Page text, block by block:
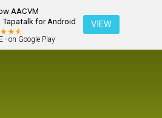
AACVM
Tapatalk for Android
- on Google Play
VIEW